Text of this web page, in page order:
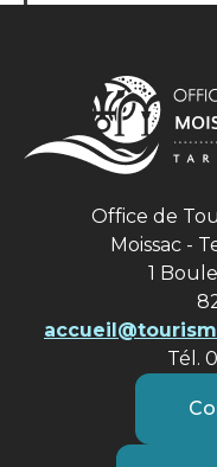
Office de
Moissac -
1
Tél.